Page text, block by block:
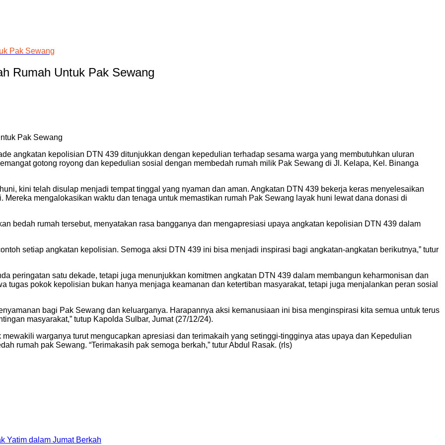
Pak Sewang
Rumah Untuk Pak Sewang
angkatan kepolisian DTN 439 ditunjukkan dengan kepedulian terhadap sesama warga yang membutuhkan uluran
gotong royong dan kepedulian sosial dengan membedah rumah milik Pak Sewang di Jl. Kelapa, Kel. Binanga
kini telah disulap menjadi tempat tinggal yang nyaman dan aman. Angkatan DTN 439 bekerja keras menyelesaikan
mengalokasikan waktu dan tenaga untuk memastikan rumah Pak Sewang layak huni lewat dana donasi di
bedah rumah tersebut, menyatakan rasa bangganya dan mengapresiasi upaya angkatan kepolisian DTN 439 dalam
setiap angkatan kepolisian. Semoga aksi DTN 439 ini bisa menjadi inspirasi bagi angkatan-angkatan berikutnya,” tutur
peringatan satu dekade, tetapi juga menunjukkan komitmen angkatan DTN 439 dalam membangun keharmonisan dan
tugas pokok kepolisian bukan hanya menjaga keamanan dan ketertiban masyarakat, tetapi juga menjalankan peran sosial
bagi Pak Sewang dan keluarganya. Harapannya aksi kemanusiaan ini bisa menginspirasi kita semua untuk terus
masyarakat,” tutup Kapolda Sulbar, Jumat (27/12/24).
warganya turut mengucapkan apresiasi dan terimakaih yang setinggi-tingginya atas upaya dan Kepedulian
rumah pak Sewang. “Terimakasih pak semoga berkah,” tutur Abdul Rasak. (rls)